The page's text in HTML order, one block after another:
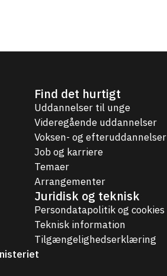
Find det hurtigt
Uddannelser til unge
Videregående uddannelser
Voksen- og efteruddannelser
Job og karriere
Temaer
Arrangementer
Juridisk og teknisk
Persondatapolitik og cookies
Teknisk information
Tilgængelighedserklæring